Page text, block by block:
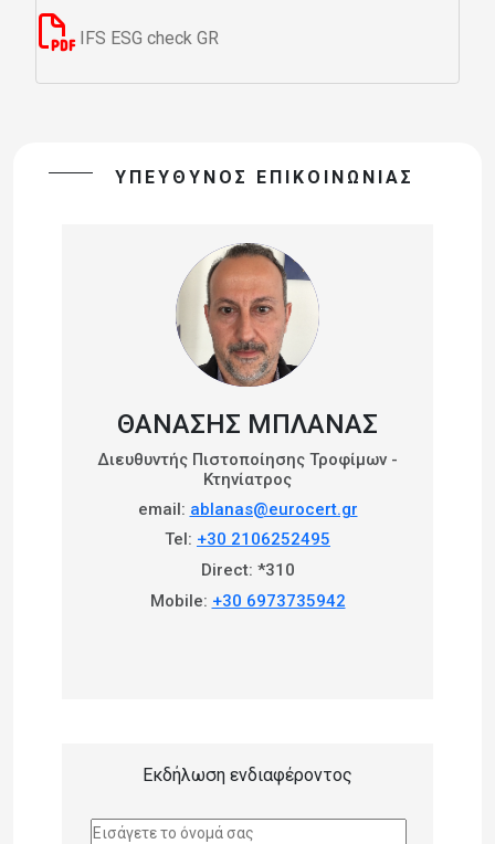
IFS ESG check GR
ΥΠΕΥΘΥΝΟΣ ΕΠΙΚΟΙΝΩΝΙΑΣ
ΘΑΝΆΣΗΣ ΜΠΛΆΝΑΣ
Διευθυντής Πιστοποίησης Τροφίμων -
Κτηνίατρος
email: ablanas@eurocert.gr
Tel: +30 2106252495
Direct: *310
Mobile: +30 6973735942
Εκδήλωση ενδιαφέροντος